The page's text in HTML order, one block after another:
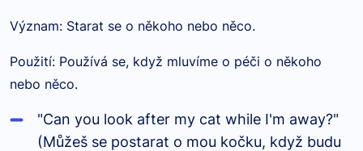
Význam: Starat se o někoho nebo něco.
Použití: Používá se, když mluvíme o péči o někoho
nebo něco.
"Can you look after my cat while I'm away?"
(Můžeš se postarat o mou kočku, když budu